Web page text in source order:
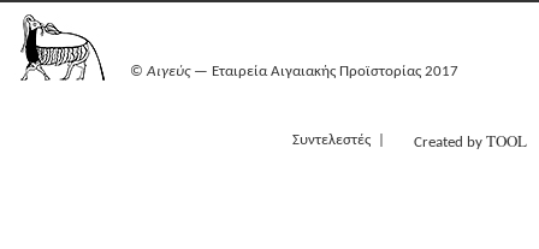
©Αιγεύς— Εταιρεία Αιγαιακής Προϊστορίας 2017
Συντελεστές Created by TOOL